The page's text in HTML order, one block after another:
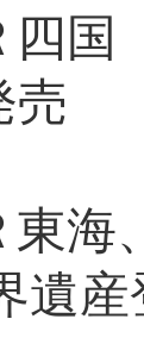
四国
売
東海
遺